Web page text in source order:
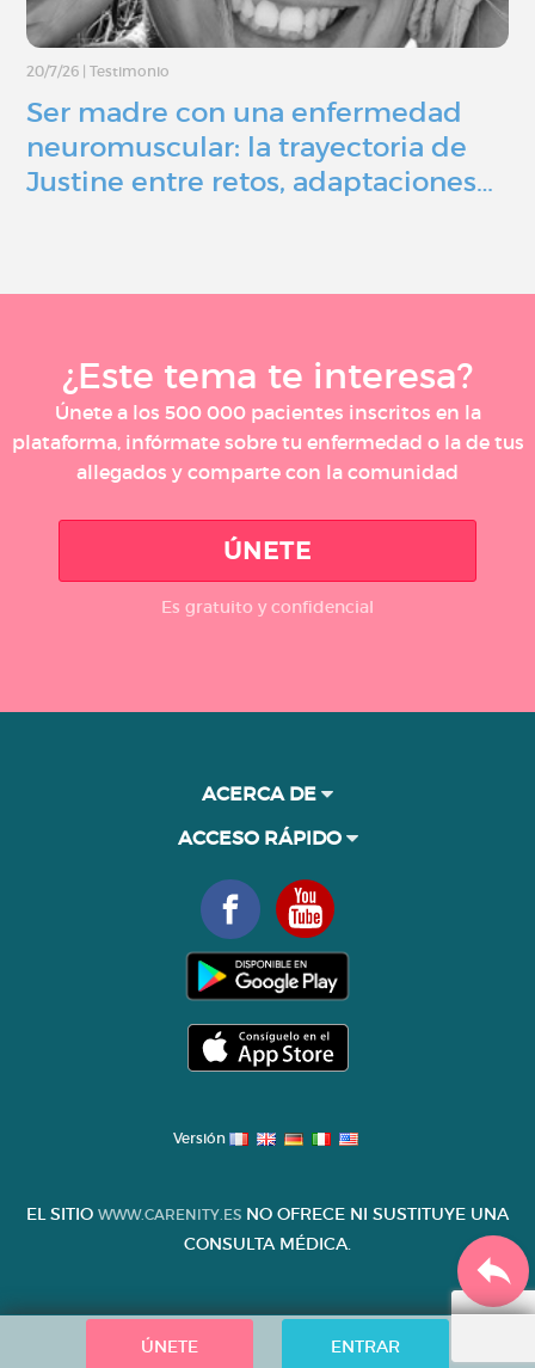
20/7/26 | Testimonio
Ser madre con una enfermedad
neuromuscular: la trayectoria de
Justine entre retos, adaptaciones…
¿Este tema te interesa?
Únete a los 500 000 pacientes inscritos en la
plataforma, infórmate sobre tu enfermedad o la de tus
allegados y comparte con la comunidad
ÚNETE
Es gratuito y confidencial
ÚNETE ENTRAR
ACERCA DE
ACCESO RÁPIDO
Versión
EL SITIO WWW.CARENITY.ES NO OFRECE NI SUSTITUYE UNA
CONSULTA MÉDICA.